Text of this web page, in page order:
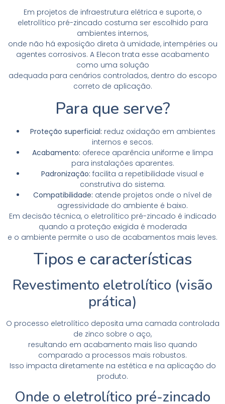
Em projetos de infraestrutura elétrica e suporte, o
eletrolítico pré-zincado costuma ser escolhido para
ambientes internos,
onde não há exposição direta à umidade, intempéries ou
agentes corrosivos. A Elecon trata esse acabamento
como uma solução
adequada para cenários controlados, dentro do escopo
correto de aplicação.
Para que serve?
Proteção superficial: reduz oxidação em ambientes
internos e secos.
Acabamento: oferece aparência uniforme e limpa
para instalações aparentes.
Padronização: facilita a repetibilidade visual e
construtiva do sistema.
Compatibilidade: atende projetos onde o nível de
agressividade do ambiente é baixo.
Em decisão técnica, o eletrolítico pré-zincado é indicado
quando a proteção exigida é moderada
e o ambiente permite o uso de acabamentos mais leves.
Tipos e características
Revestimento eletrolítico (visão
prática)
O processo eletrolítico deposita uma camada controlada
de zinco sobre o aço,
resultando em acabamento mais liso quando
comparado a processos mais robustos.
Isso impacta diretamente na estética e na aplicação do
produto.
Onde o eletrolítico pré-zincado